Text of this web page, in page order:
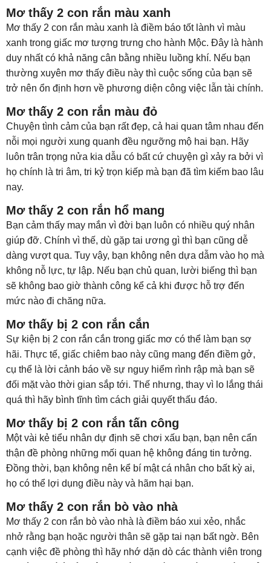
Mơ thấy 2 con rắn màu xanh
Mơ thấy 2 con rắn màu xanh là điềm báo tốt lành vì màu
xanh trong giấc mơ tượng trưng cho hành Mộc. Đây là hành
duy nhất có khả năng cân bằng nhiều luồng khí. Nếu bạn
thường xuyên mơ thấy điều này thì cuộc sống của bạn sẽ
trở nên ổn định hơn về phương diện công việc lẫn tài chính.
Mơ thấy 2 con rắn màu đỏ
Chuyện tình cảm của bạn rất đẹp, cả hai quan tâm nhau đến
nỗi mọi người xung quanh đều ngưỡng mộ hai bạn. Hãy
luôn trân trọng nửa kia dẫu có bất cứ chuyện gì xảy ra bởi vì
họ chính là tri âm, tri kỷ trọn kiếp mà bạn đã tìm kiếm bao lâu
nay.
Mơ thấy 2 con rắn hổ mang
Bạn cảm thấy may mắn vì đời bạn luôn có nhiều quý nhân
giúp đỡ. Chính vì thế, dù gặp tai ương gì thì bạn cũng dễ
dàng vượt qua. Tuy vậy, bạn không nên dựa dẫm vào họ mà
không nỗ lực, tự lập. Nếu bạn chủ quan, lười biếng thì bạn
sẽ không bao giờ thành công kể cả khi được hỗ trợ đến
mức nào đi chăng nữa.
Mơ thấy bị 2 con rắn cắn
Sự kiện bị 2 con rắn cắn trong giấc mơ có thể làm bạn sợ
hãi. Thực tế, giấc chiêm bao này cũng mang đến điềm gở,
cụ thể là lời cảnh báo về sự nguy hiểm rình rập mà bạn sẽ
đối mặt vào thời gian sắp tới. Thế nhưng, thay vì lo lắng thái
quá thì hãy bình tĩnh tìm cách giải quyết thấu đáo.
Mơ thấy bị 2 con rắn tấn công
Một vài kẻ tiểu nhân dự định sẽ chơi xấu bạn, bạn nên cẩn
thận đề phòng những mối quan hệ không đáng tin tưởng.
Đồng thời, bạn không nên kể bí mật cá nhân cho bất kỳ ai,
họ có thể lợi dụng điều này và hãm hại bạn.
Mơ thấy 2 con rắn bò vào nhà
Mơ thấy 2 con rắn bò vào nhà là điềm báo xui xẻo, nhắc
nhở rằng bạn hoặc người thân sẽ gặp tai nạn bất ngờ. Bên
cạnh việc đề phòng thì hãy nhớ dặn dò các thành viên trong